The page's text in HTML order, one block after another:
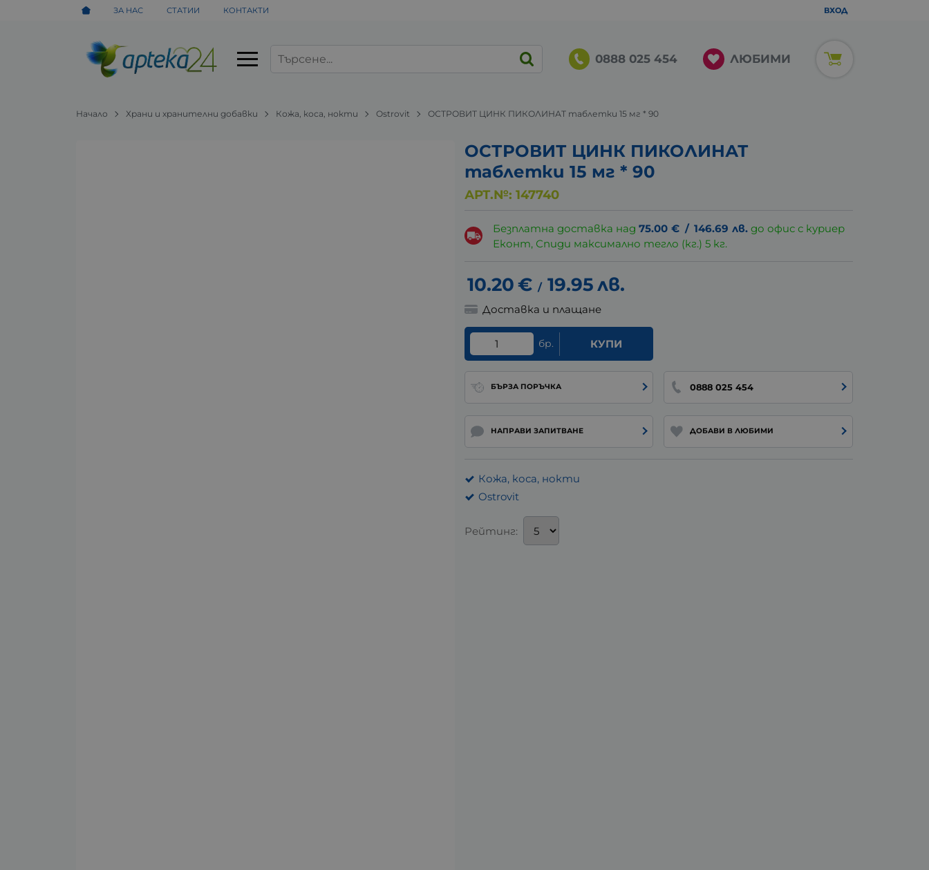
ЗА НАС СТАТИИ КОНТАКТИ ВХОД
0888 025 454 ЛЮБИМИ
Начало Храни и хранителни добавки Кожа, коса, нокти Ostrovit ОСТРОВИТ ЦИНК ПИКОЛИНАТ таблетки 15 мг * 90
ОСТРОВИТ ЦИНК ПИКОЛИНАТ
таблетки 15 мг * 90
АРТ.№: 147740
Безплатна доставка над75.00 € / 146.69 лв. до офис с куриер
Еконт, Спиди максимално тегло (кг.) 5 кг.
10.20€ / 19.95лв.
Доставка и плащане
бр. КУПИ
БЪРЗА ПОРЪЧКА 0888 025 454
НАПРАВИ ЗАПИТВАНЕ ДОБАВИ В ЛЮБИМИ
Кожа, коса, нокти
Ostrovit
Рейтинг: